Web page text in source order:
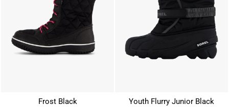
Frost Black Youth Flurry Junior Black